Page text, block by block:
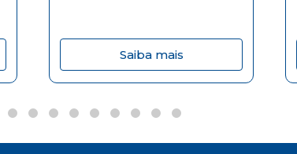
Saiba mais